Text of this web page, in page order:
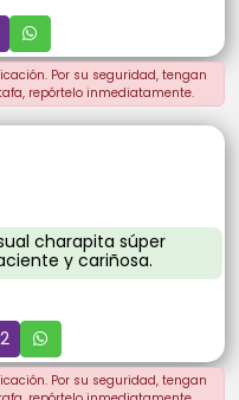
Por su seguridad, tengan
repórtelo inmediatamente.
charapita súper
y cariñosa.
Por su seguridad, tengan